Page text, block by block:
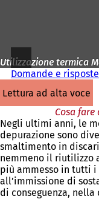
Utilizzazione termica
Domande e risposte
lettura ad alta voce
Cosa fare
Negli ultimi anni, le
depurazione sono
smaltimento in
nemmeno il riutilizzo
più ammesso in tutti
all’immissione di
di conseguenza,